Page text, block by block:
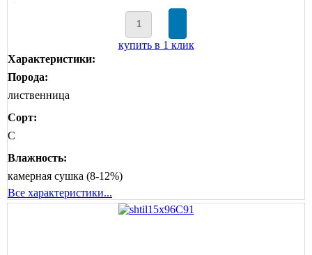
купить в 1 клик
Характеристики:
Порода:
лиственница
Сорт:
C
Влажность:
камерная сушка (8-12%)
Все характеристики...